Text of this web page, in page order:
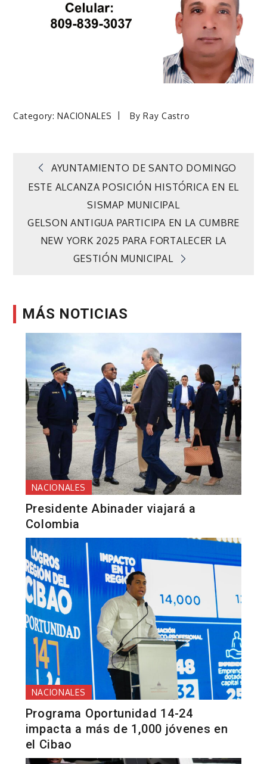
Category:NACIONALES ByRay Castro
Navegación
entradas
AYUNTAMIENTO DE SANTO DOMINGO
ESTE ALCANZA POSICIÓN HISTÓRICA EN EL
SISMAP MUNICIPAL
GELSON ANTIGUA PARTICIPA EN LA CUMBRE
NEW YORK 2025 PARA FORTALECER LA
GESTIÓN MUNICIPAL
MÁS NOTICIAS
NACIONALES
Presidente Abinader viajará a
Colombia
NACIONALES
Programa Oportunidad 14-24
impacta a más de 1,000 jóvenes en
el Cibao